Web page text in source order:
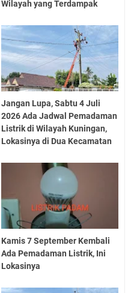
Wilayah yang Terdampak
Jangan Lupa, Sabtu 4 Juli
2026 Ada Jadwal Pemadaman
Listrik di Wilayah Kuningan,
Lokasinya di Dua Kecamatan
Kamis 7 September Kembali
Ada Pemadaman Listrik, Ini
Lokasinya